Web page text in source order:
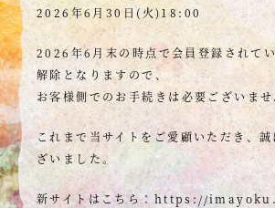
2026年6月30日(火)18:00
2026年6月末の時点で会員登録されて
解除となりますので、
お客様側でのお手続きは必要ございませ
これまで当サイトをご愛顧いただき、
ざいました。
新サイトはこちら：https://